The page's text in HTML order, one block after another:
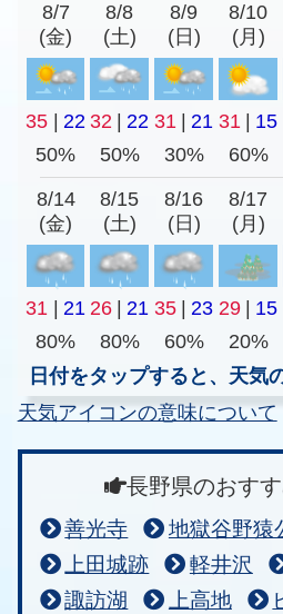
8/7
(金)
8/8
(土)
8/9
(日)
8/10
(月)
35 22 32 22 31 21 31 15
50%
50% 30% 60%
8/14
(金)
8/15
(土)
8/16
(日)
8/17
(月)
31 21 26 21 35 23 29 15
80%
80% 60% 20%
日付をタップすると、天気
天気アイコンの意味について
長野県のおす
善光寺 地獄谷野猿
上田城跡
軽井沢
諏訪湖
上高地